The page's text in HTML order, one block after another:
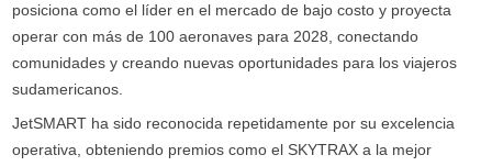
posiciona como el líder en el mercado de bajo costo y proyecta
operar con más de 100 aeronaves para 2028, conectando
comunidades y creando nuevas oportunidades para los viajeros
sudamericanos.
JetSMART ha sido reconocida repetidamente por su excelencia
operativa, obteniendo premios como el SKYTRAX a la mejor